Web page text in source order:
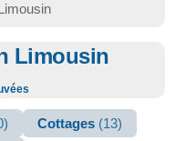
Limousin
Cottages (13)